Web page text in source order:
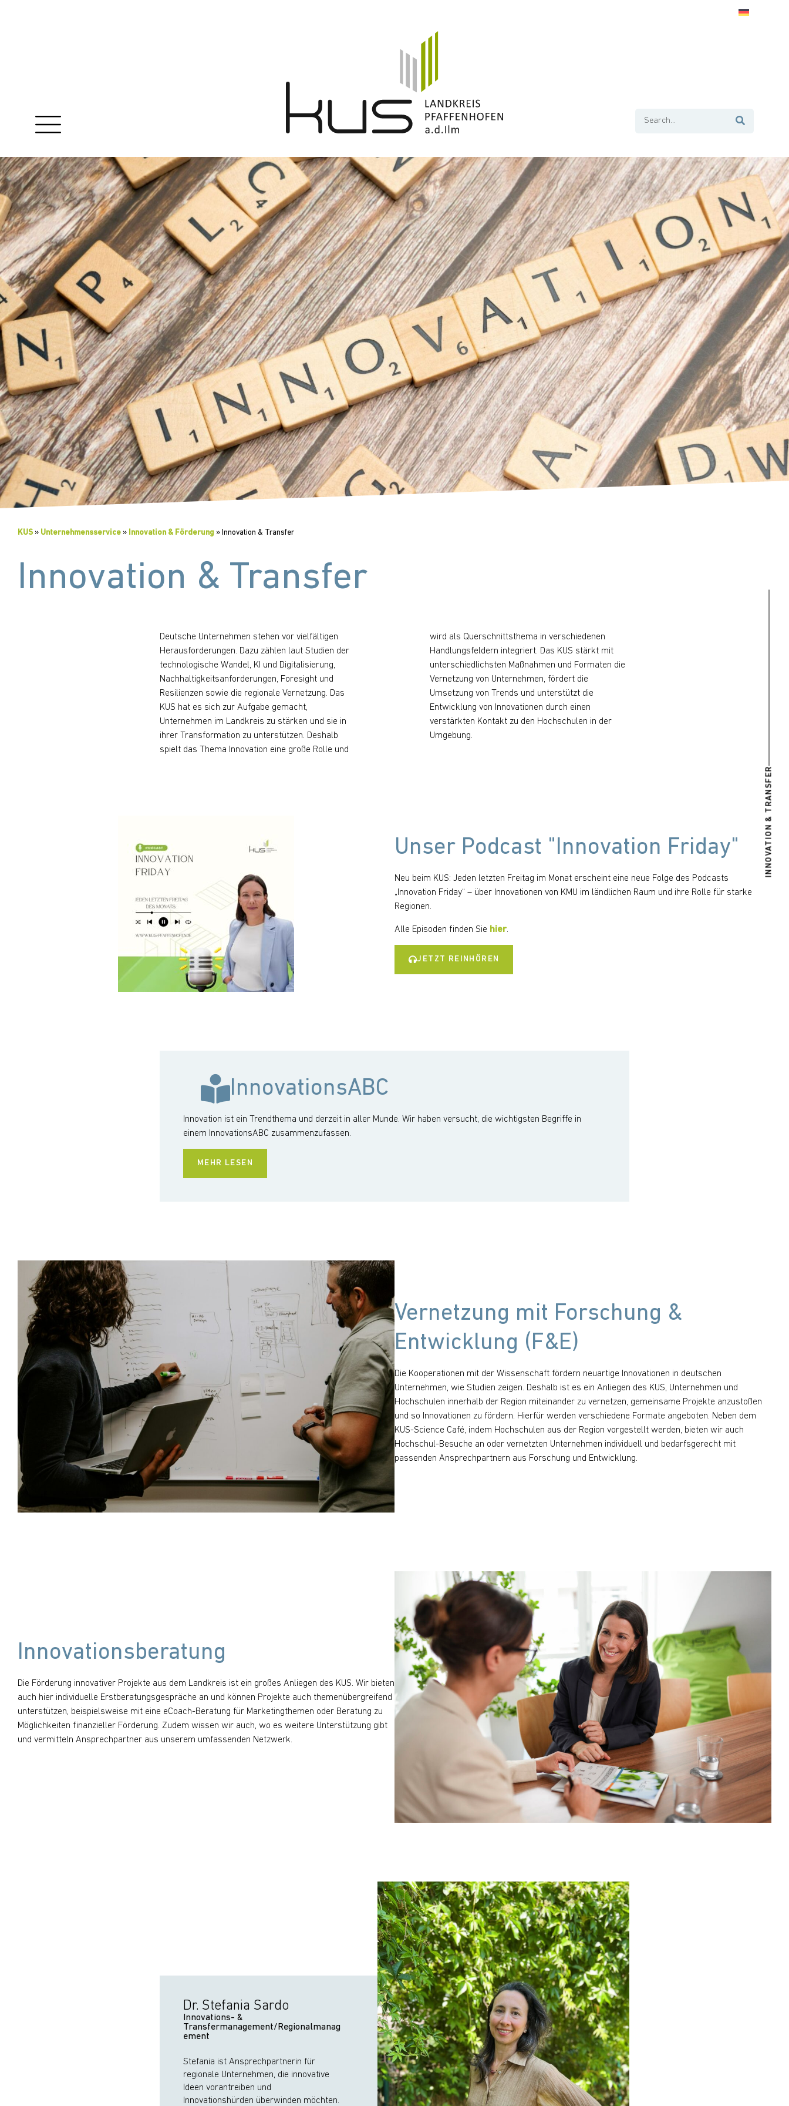
INNOVATION & TRANSFER
KUS » Unternehmensservice » Innovation & Förderung » Innovation & Transfer
Innovation & Transfer
Deutsche Unternehmen stehen vor vielfältigen
Herausforderungen. Dazu zählen laut Studien der
technologische Wandel, KI und Digitalisierung,
Nachhaltigkeitsanforderungen, Foresight und
Resilienzen sowie die regionale Vernetzung. Das
KUS hat es sich zur Aufgabe gemacht,
Unternehmen im Landkreis zu stärken und sie in
ihrer Transformation zu unterstützen. Deshalb
spielt das Thema Innovation eine große Rolle und
wird als Querschnittsthema in verschiedenen
Handlungsfeldern integriert. Das KUS stärkt mit
unterschiedlichsten Maßnahmen und Formaten die
Vernetzung von Unternehmen, fördert die
Umsetzung von Trends und unterstützt die
Entwicklung von Innovationen durch einen
verstärkten Kontakt zu den Hochschulen in der
Umgebung.
Unser Podcast "Innovation Friday"
Neu beim KUS: Jeden letzten Freitag im Monat erscheint eine neue Folge des Podcasts
„Innovation Friday“ – über Innovationen von KMU im ländlichen Raum und ihre Rolle für starke
Regionen.
Alle Episoden finden Sie hier.
JETZT REINHÖREN
InnovationsABC
Innovation ist ein Trendthema und derzeit in aller Munde. Wir haben versucht, die wichtigsten Begriffe in
einem InnovationsABC zusammenzufassen.
MEHR LESEN
Vernetzung mit Forschung &
Entwicklung (F&E)
Die Kooperationen mit der Wissenschaft fördern neuartige Innovationen in deutschen
Unternehmen, wie Studien zeigen. Deshalb ist es ein Anliegen des KUS, Unternehmen und
Hochschulen innerhalb der Region miteinander zu vernetzen, gemeinsame Projekte anzustoßen
und so Innovationen zu fördern. Hierfür werden verschiedene Formate angeboten. Neben dem
KUS-Science Café, indem Hochschulen aus der Region vorgestellt werden, bieten wir auch
Hochschul-Besuche an oder vernetzten Unternehmen individuell und bedarfsgerecht mit
passenden Ansprechpartnern aus Forschung und Entwicklung.
Innovationsberatung
Die Förderung innovativer Projekte aus dem Landkreis ist ein großes Anliegen des KUS. Wir bieten
auch hier individuelle Erstberatungsgespräche an und können Projekte auch themenübergreifend
unterstützen, beispielsweise mit eine eCoach-Beratung für Marketingthemen oder Beratung zu
Möglichkeiten finanzieller Förderung. Zudem wissen wir auch, wo es weitere Unterstützung gibt
und vermitteln Ansprechpartner aus unserem umfassenden Netzwerk.
Dr. Stefania Sardo
Innovations- &
Transfermanagement/Regionalmanag
ement
Stefania ist Ansprechpartnerin für
regionale Unternehmen, die innovative
Ideen vorantreiben und
Innovationshürden überwinden möchten.